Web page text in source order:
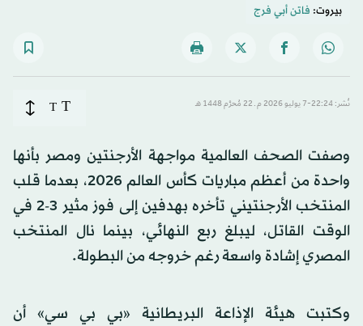
بيروت: فاتن أبي فرج
نُشر: 22:24-7 يوليو 2026 م ـ 22 مُحرَّم 1448 هـ T
T
وصفت الصحف العالمية مواجهة الأرجنتين ومصر بأنها
واحدة من أعظم مباريات كأس العالم 2026، بعدما قلب
المنتخب الأرجنتيني تأخره بهدفين إلى فوز مثير 3-2 في
الوقت القاتل، ليبلغ ربع النهائي، بينما نال المنتخب
المصري إشادة واسعة رغم خروجه من البطولة.
وكتبت هيئة الإذاعة البريطانية «بي بي سي» أن